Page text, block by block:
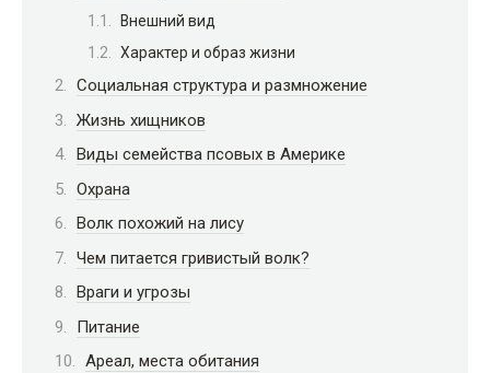
Внешний вид
Характер и образ жизни
Социальная структура и размножение
Жизнь хищников
Виды семейства псовых в Америке
Охрана
Волк похожий на лису
Чем питается гривистый волк?
Враги и угрозы
Питание
Ареал, места обитания